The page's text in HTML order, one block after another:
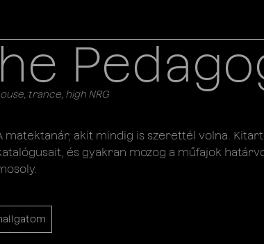
trance, high NRG
matektanár, akit mindig is szerettél volna.
és gyakran mozog a műfajok